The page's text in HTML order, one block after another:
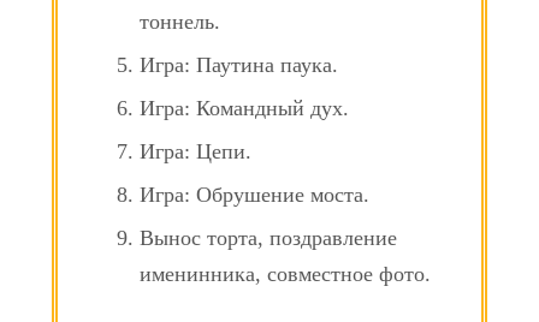
тоннель.
Игра: Паутина паука.
Игра: Командный дух.
Игра: Цепи.
Игра: Обрушение моста.
Вынос торта, поздравление
именинника, совместное фото.